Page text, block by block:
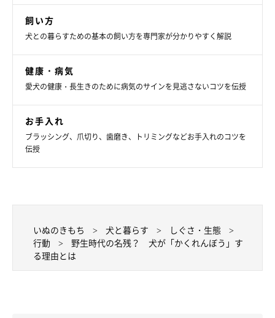
愛犬がどこかに隠れているときや、離れた場所で落ち着いている
ときは、むやみに呼んだりかまったりしないようにしましょう。
愛犬がリラックスできる場所や時間をつくってあげられるといい
ですね。
リ！かくれんぼう犬、見～つけたっ♡』（監修：哺乳類学者 川
崎市環境影響評価審議会委員 日本動物科学研究所所長 今泉忠明
※記事と写真に関連性はありませんので予めご了承ください。
飼い方
犬との暮らすための基本の飼い方を専門家が分かりやすく解説
健康・病気
愛犬の健康・長生きのために病気のサインを見逃さないコツを伝授
お手入れ
ブラッシング、爪切り、歯磨き、トリミングなどお手入れのコツを
伝授
いぬのきもち 犬と暮らす
しぐさ・生態
行動
野生時代の名残？ 犬が「かくれんぼう」す
る理由とは